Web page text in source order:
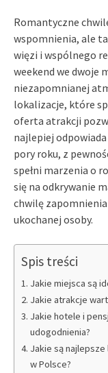
Romantyczne
wspomnienia, ale
więzi i wspólnego
weekend we dwoje
niezapomnianej
lokalizacje, które
oferta atrakcji
najlepiej
pory roku, z
spełni marzenia o
się na odkrywanie
chwilę
ukochanej osoby.
Spis treści
Jakie miejsca są
Jakie atrakcje
Jakie hotele i
udogodnienia?
Jakie są
w Polsce?